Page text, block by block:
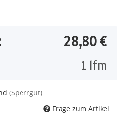
28,80 €
1 lfm
(Sperrgut)
Frage zum Artikel